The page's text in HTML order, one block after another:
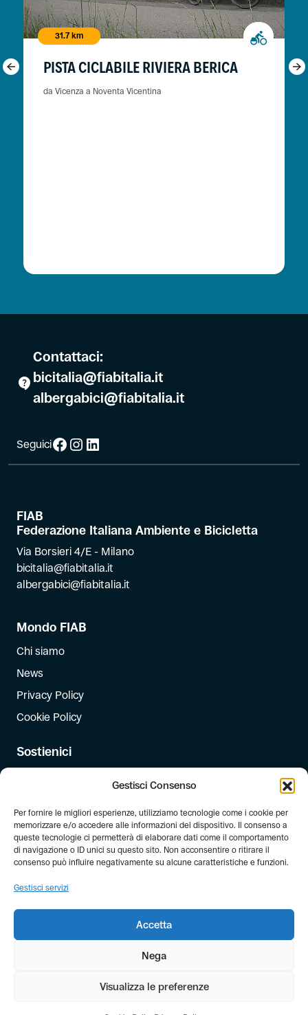
Gestisci Consenso
Per fornire le migliori esperienze, utilizziamo tecnologie come i cookie per
memorizzare e/o accedere alle informazioni del dispositivo. Il consenso a
queste tecnologie ci permetterà di elaborare dati come il comportamento
di navigazione o ID unici su questo sito. Non acconsentire o ritirare il
consenso può influire negativamente su alcune caratteristiche e funzioni.
Gestisci servizi
Accetta
Nega
Visualizza le preferenze
31.7 km
PISTA CICLABILE RIVIERA BERICA
da Vicenza a Noventa Vicentina
Contattaci:
bicitalia@fiabitalia.it
albergabici@fiabitalia.it
SeguiciFacebook
Instagram
LinkedIn
FIAB
Federazione Italiana Ambiente e Bicicletta
Via Borsieri 4/E - Milano
bicitalia@fiabitalia.it
albergabici@fiabitalia.it
Mondo FIAB
Chi siamo
News
Privacy Policy
Cookie Policy
Sostienici
Dona il 5 per mille
Newsletter
© Copyright FIAB 2026